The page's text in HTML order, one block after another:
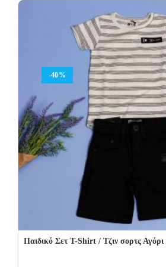
-40%
Παιδικό Σετ T-Shirt / Τζιν σορτς